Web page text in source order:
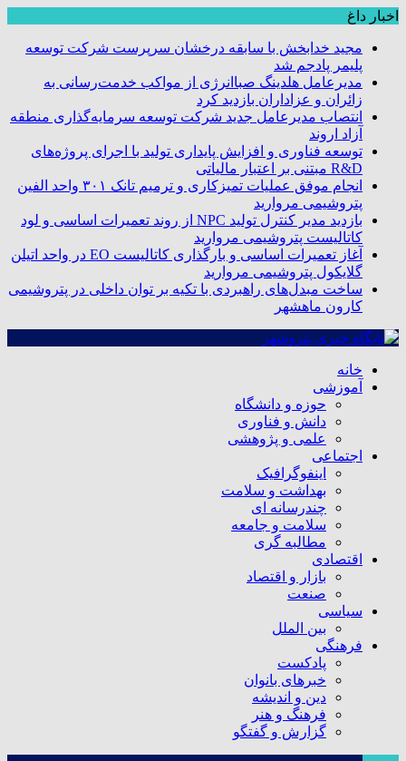
اخبار داغ
مجید خدابخش با سابقه درخشان سرپرست شرکت توسعه
پلیمر پادجم شد
مدیرعامل هلدینگ صباانرژی از مواکب خدمت‌رسانی به
زائران و عزاداران بازدید کرد
انتصاب مدیرعامل جدید شرکت توسعه سرمایه‌گذاری منطقه
آزاد اروند
توسعه فناوری و افزایش پایداری تولید با اجرای پروژه‌های
R&D مبتنی بر اعتبار مالیاتی
انجام موفق عملیات تمیزکاری و ترمیم تانک ۳۰۱ واحد الفین
پتروشیمی مروارید
بازدید مدیر کنترل تولید NPC از روند تعمیرات اساسی و لود
کاتالیست پتروشیمی مروارید
آغاز تعمیرات اساسی و بارگذاری کاتالیست EO در واحد اتیلن
گلایکول پتروشیمی مروارید
ساخت مبدل‌های راهبردی با تکیه بر توان داخلی در پتروشیمی
کارون ماهشهر
خانه
آموزشی
حوزه و دانشگاه
دانش و فناوری
علمی و پژوهشی
اجتماعی
اینفوگرافیک
بهداشت و سلامت
چندرسانه ای
سلامت و جامعه
مطالبه گری
اقتصادی
بازار و اقتصاد
صنعت
سیاسی
بین الملل
فرهنگی
پادکست
خبرهای بانوان
دین و اندیشه
فرهنگ و هنر
گزارش و گفتگو